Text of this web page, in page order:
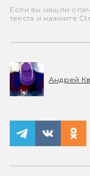
Если вы нашли
текста и нажмите
Андрей